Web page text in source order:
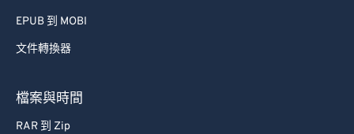
EPUB 到 MOBI
文件轉換器
檔案與時間
RAR 到 Zip